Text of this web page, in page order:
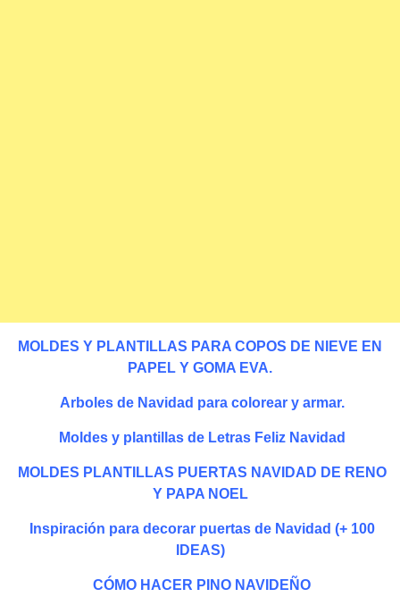
MOLDES Y PLANTILLAS PARA COPOS DE NIEVE EN
PAPEL Y GOMA EVA.
Arboles de Navidad para colorear y armar.
Moldes y plantillas de Letras Feliz Navidad
MOLDES PLANTILLAS PUERTAS NAVIDAD DE RENO
Y PAPA NOEL
Inspiración para decorar puertas de Navidad (+ 100
IDEAS)
CÓMO HACER PINO NAVIDEÑO